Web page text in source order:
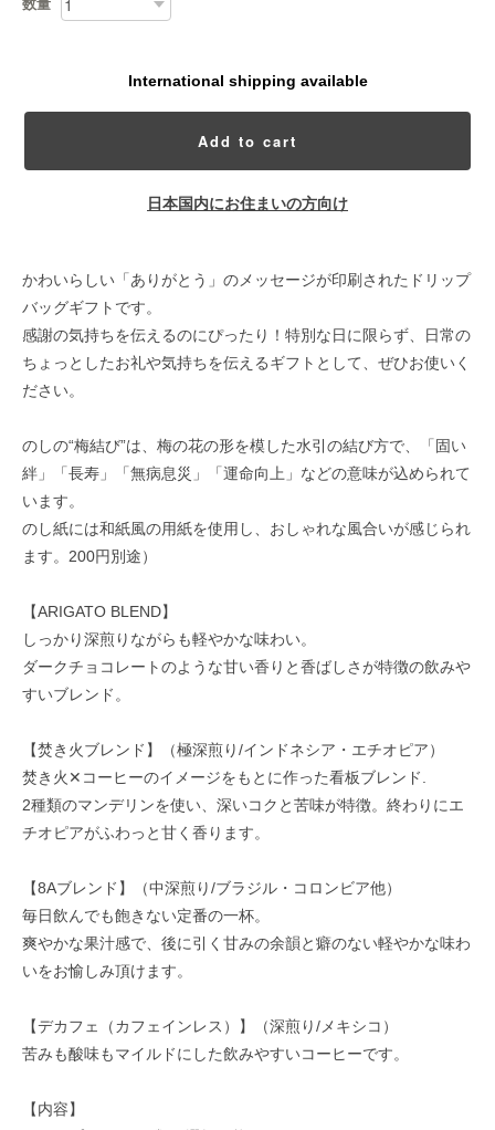
数量
International shipping available
Add to cart
日本国内にお住まいの方向け
かわいらしい「ありがとう」のメッセージが印刷されたドリップ
バッグギフトです。
感謝の気持ちを伝えるのにぴったり！特別な日に限らず、日常の
ちょっとしたお礼や気持ちを伝えるギフトとして、ぜひお使いく
ださい。
のしの“梅結び”は、梅の花の形を模した水引の結び方で、「固い
絆」「長寿」「無病息災」「運命向上」などの意味が込められて
います。
のし紙には和紙風の用紙を使用し、おしゃれな風合いが感じられ
ます。200円別途）
【ARIGATO BLEND】
しっかり深煎りながらも軽やかな味わい。
ダークチョコレートのような甘い香りと香ばしさが特徴の飲みや
すいブレンド。
【焚き火ブレンド】（極深煎り/インドネシア・エチオピア）
焚き火✕コーヒーのイメージをもとに作った看板ブレンド.
2種類のマンデリンを使い、深いコクと苦味が特徴。終わりにエ
チオピアがふわっと甘く香ります。
【8Aブレンド】（中深煎り/ブラジル・コロンビア他）
毎日飲んでも飽きない定番の一杯。
爽やかな果汁感で、後に引く甘みの余韻と癖のない軽やかな味わ
いをお愉しみ頂けます。
【デカフェ（カフェインレス）】（深煎り/メキシコ）
苦みも酸味もマイルドにした飲みやすいコーヒーです。
【内容】